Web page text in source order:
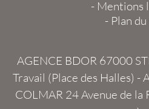
- Mentions
- Plan
AGENCE BDOR 67000
Travail (Place des Halles) -
COLMAR 24 Avenue de la